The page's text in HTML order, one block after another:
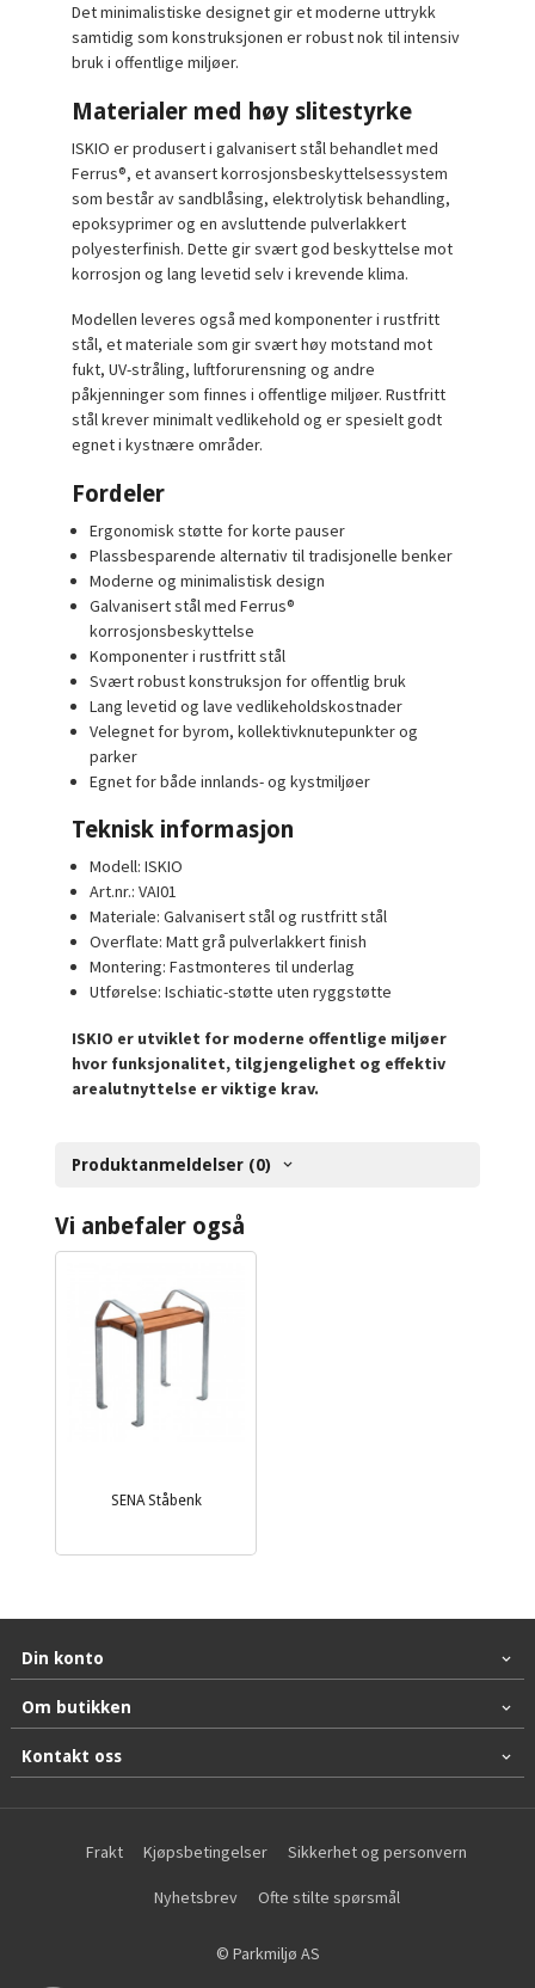
Det minimalistiske designet gir et moderne uttrykk
samtidig som konstruksjonen er robust nok til intensiv
bruk i offentlige miljøer.
Materialer med høy slitestyrke
ISKIO er produsert i galvanisert stål behandlet med
Ferrus®, et avansert korrosjonsbeskyttelsessystem
som består av sandblåsing, elektrolytisk behandling,
epoksyprimer og en avsluttende pulverlakkert
polyesterfinish. Dette gir svært god beskyttelse mot
korrosjon og lang levetid selv i krevende klima.
Modellen leveres også med komponenter i rustfritt
stål, et materiale som gir svært høy motstand mot
fukt, UV-stråling, luftforurensning og andre
påkjenninger som finnes i offentlige miljøer. Rustfritt
stål krever minimalt vedlikehold og er spesielt godt
egnet i kystnære områder.
Fordeler
Ergonomisk støtte for korte pauser
Plassbesparende alternativ til tradisjonelle benker
Moderne og minimalistisk design
Galvanisert stål med Ferrus®
korrosjonsbeskyttelse
Komponenter i rustfritt stål
Svært robust konstruksjon for offentlig bruk
Lang levetid og lave vedlikeholdskostnader
Velegnet for byrom, kollektivknutepunkter og
parker
Egnet for både innlands- og kystmiljøer
Teknisk informasjon
Modell: ISKIO
Art.nr.: VAI01
Materiale: Galvanisert stål og rustfritt stål
Overflate: Matt grå pulverlakkert finish
Montering: Fastmonteres til underlag
Utførelse: Ischiatic-støtte uten ryggstøtte
ISKIO er utviklet for moderne offentlige miljøer
hvor funksjonalitet, tilgjengelighet og effektiv
arealutnyttelse er viktige krav.
Produktanmeldelser (0)
Vi anbefaler også
SENA Ståbenk
Din konto
Om butikken
Kontakt oss
Frakt Kjøpsbetingelser Sikkerhet og personvern
Nyhetsbrev Ofte stilte spørsmål
© Parkmiljø AS